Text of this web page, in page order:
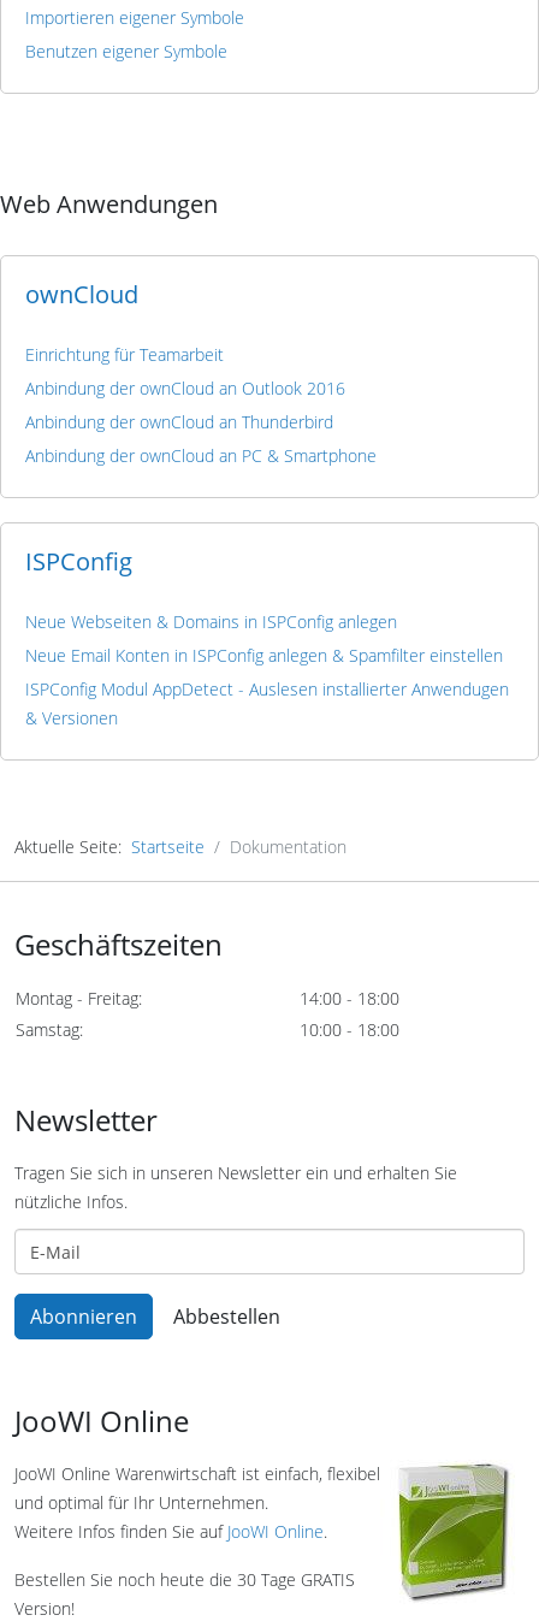
Importieren eigener Symbole
Benutzen eigener Symbole
Web Anwendungen
ownCloud
Einrichtung für Teamarbeit
Anbindung der ownCloud an Outlook 2016
Anbindung der ownCloud an Thunderbird
Anbindung der ownCloud an PC & Smartphone
ISPConfig
Neue Webseiten & Domains in ISPConfig anlegen
Neue Email Konten in ISPConfig anlegen & Spamfilter einstellen
ISPConfig Modul AppDetect - Auslesen installierter Anwendugen
& Versionen
Aktuelle Seite: Startseite Dokumentation
Geschäftszeiten
Montag - Freitag:
14:00 - 18:00
Samstag:
10:00 - 18:00
Newsletter
Tragen Sie sich in unseren Newsletter ein und erhalten Sie
nützliche Infos.
JooWI Online
JooWI Online Warenwirtschaft ist einfach, flexibel
und optimal für Ihr Unternehmen.
Weitere Infos finden Sie auf JooWI Online.
Bestellen Sie noch heute die 30 Tage GRATIS
Version!